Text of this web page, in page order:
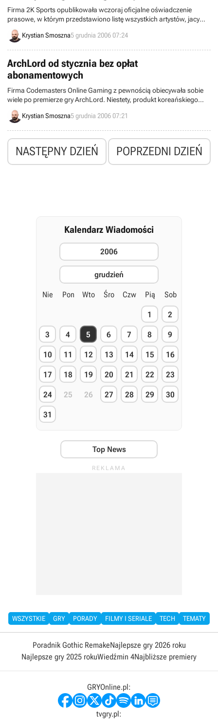
Firma 2K Sports opublikowała wczoraj oficjalne oświadczenie
prasowe, w którym przedstawiono listę wszystkich artystów, jacy
odpowiedzialni są za oprawę muzyczną w najnowszej odsłonie
cyklu College Hoops.
Krystian Smoszna5 grudnia 2006 07:24
ArchLord od stycznia bez opłat
abonamentowych
Firma Codemasters Online Gaming z pewnością obiecywała sobie
wiele po premierze gry ArchLord. Niestety, produkt koreańskiego
studia NHN Games nie spotkał się z wielkim uznaniem. Program
został dosłownie zrównany z ziemią przez krytyków (średnia ocena
przełożyło się na nikłe zainteresowanie ze strony graczy.
Krystian Smoszna5 grudnia 2006 07:21
NASTĘPNY DZIEŃ POPRZEDNI DZIEŃ
Kalendarz Wiadomości
2006
grudzień
Nie Pon Wto Śro Czw Pią Sob
1 2
3 4 5 6 7 8 9
10 11 12 13 14 15 16
17 18 19 20 21 22 23
24 25 26 27 28 29 30
31
Top News
WSZYSTKIE GRY PORADY FILMY I SERIALE TECH TEMATY
Poradnik Gothic RemakeNajlepsze gry 2026 roku
Najlepsze gry 2025 rokuWiedźmin 4Najbliższe premiery
GRYOnline.pl:
tvgry.pl: